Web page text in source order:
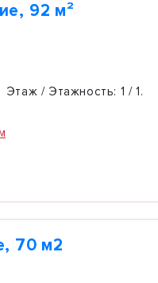
92 м²
Этаж / Этажность: 1 / 1.
70 м2